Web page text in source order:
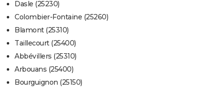
Dasle (25230)
Colombier-Fontaine (25260)
Blamont (25310)
Taillecourt (25400)
Abbévillers (25310)
Arbouans (25400)
Bourguignon (25150)